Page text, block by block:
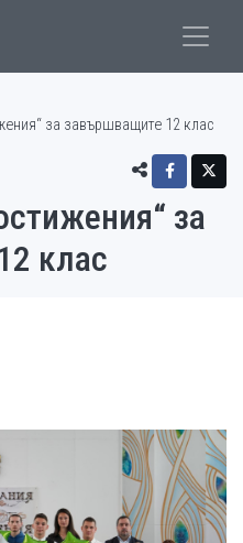
за завършващите 12 клас
за
клас